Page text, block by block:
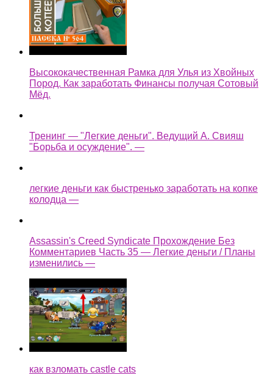
Высококачественная Рамка для Улья из Хвойных
Пород. Как заработать Финансы получая Сотовый
Мёд.
Тренинг — "Легкие деньги". Ведущий А. Свияш
"Борьба и осуждение". —
легкие деньги как быстренько заработать на копке
колодца —
Assassin's Creed Syndicate Прохождение Без
Комментариев Часть 35 — Легкие деньги / Планы
изменились —
как взломать castle cats